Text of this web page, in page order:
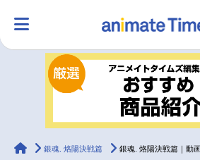
ランキング アニ
ラジオ みんなの声
animateTimes
銀魂. 烙陽決戦篇 銀魂. 烙陽決戦篇｜動画配信